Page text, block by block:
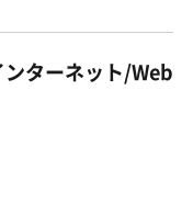
ターネット/Web